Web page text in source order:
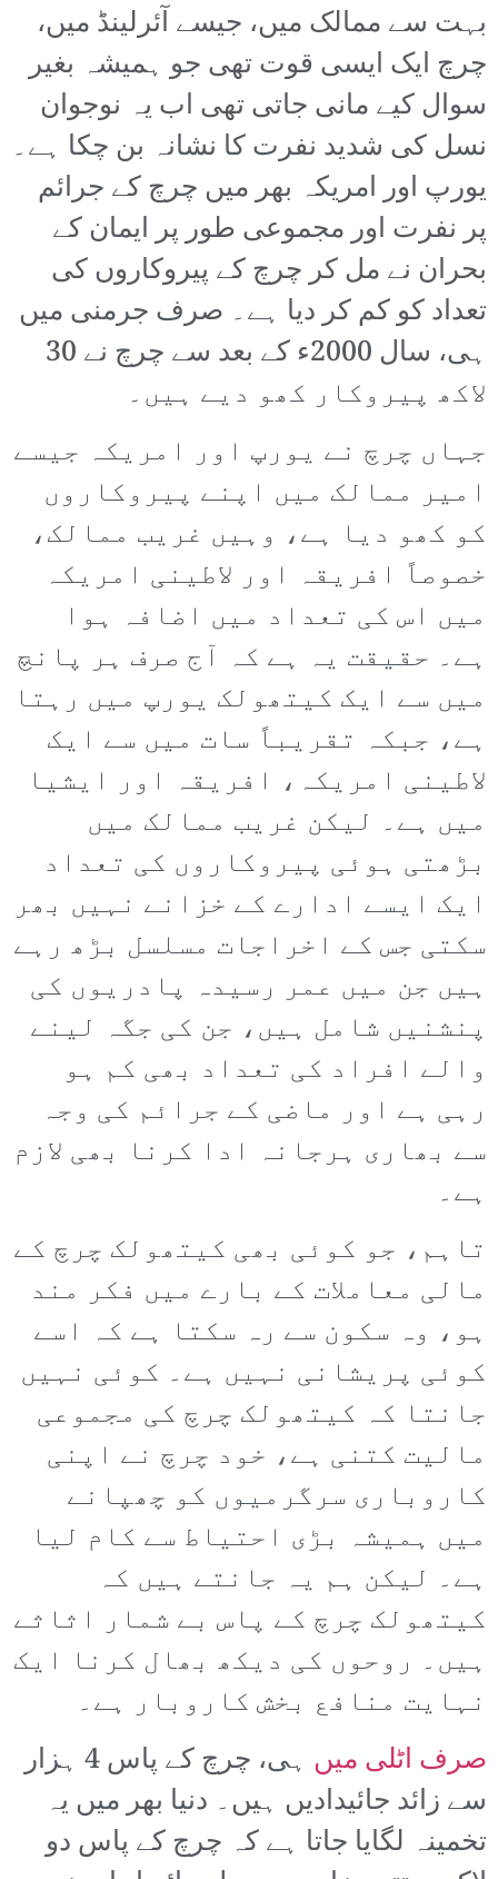
بہت سے ممالک میں، جیسے آئرلینڈ میں،
چرچ ایک ایسی قوت تھی جو ہمیشہ بغیر
سوال کیے مانی جاتی تھی اب یہ نوجوان
نسل کی شدید نفرت کا نشانہ بن چکا ہے۔
یورپ اور امریکہ بھر میں چرچ کے جرائم
پر نفرت اور مجموعی طور پر ایمان کے
بحران نے مل کر چرچ کے پیروکاروں کی
تعداد کو کم کر دیا ہے۔ صرف جرمنی میں
ہی، سال 2000ء کے بعد سے چرچ نے 30
لاکھ پیروکار کھو دیے ہیں۔
جہاں چرچ نے یورپ اور امریکہ جیسے
امیر ممالک میں اپنے پیروکاروں
کو کھو دیا ہے، وہیں غریب ممالک،
خصوصاً افریقہ اور لاطینی امریکہ
میں اس کی تعداد میں اضافہ ہوا
ہے۔ حقیقت یہ ہے کہ آج صرف ہر پانچ
میں سے ایک کیتھولک یورپ میں رہتا
ہے، جبکہ تقریباً سات میں سے ایک
لاطینی امریکہ، افریقہ اور ایشیا
میں ہے۔ لیکن غریب ممالک میں
بڑھتی ہوئی پیروکاروں کی تعداد
ایک ایسے ادارے کے خزانے نہیں بھر
سکتی جس کے اخراجات مسلسل بڑھ رہے
ہیں جن میں عمر رسیدہ پادریوں کی
پنشنیں شامل ہیں، جن کی جگہ لینے
والے افراد کی تعداد بھی کم ہو
رہی ہے اور ماضی کے جرائم کی وجہ
سے بھاری ہرجانہ ادا کرنا بھی لازم
ہے۔
تاہم، جو کوئی بھی کیتھولک چرچ کے
مالی معاملات کے بارے میں فکر مند
ہو، وہ سکون سے رہ سکتا ہے کہ اسے
کوئی پریشانی نہیں ہے۔ کوئی نہیں
جانتا کہ کیتھولک چرچ کی مجموعی
مالیت کتنی ہے، خود چرچ نے اپنی
کاروباری سرگرمیوں کو چھپانے
میں ہمیشہ بڑی احتیاط سے کام لیا
ہے۔ لیکن ہم یہ جانتے ہیں کہ
کیتھولک چرچ کے پاس بے شمار اثاثے
ہیں۔ روحوں کی دیکھ بھال کرنا ایک
نہایت منافع بخش کاروبار ہے۔
صرف اٹلی میں
ہی، چرچ کے پاس 4 ہزار
سے زائد جائیدادیں ہیں۔ دنیا بھر میں یہ
تخمینہ لگایا جاتا ہے کہ چرچ کے پاس دو